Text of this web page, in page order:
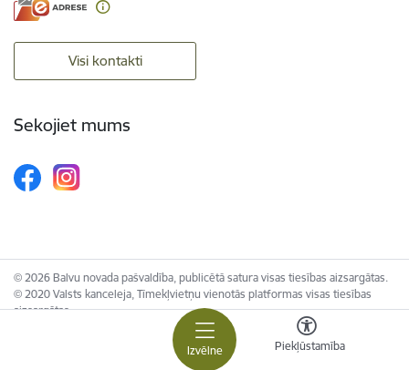
Izvēlne Piekļūstamība
Visi kontakti
Sekojiet mums
© 2026 Balvu novada pašvaldība, publicētā satura visas tiesības aizsargātas.
© 2020 Valsts kanceleja, Tīmekļvietņu vienotās platformas visas tiesības
aizsargātas.